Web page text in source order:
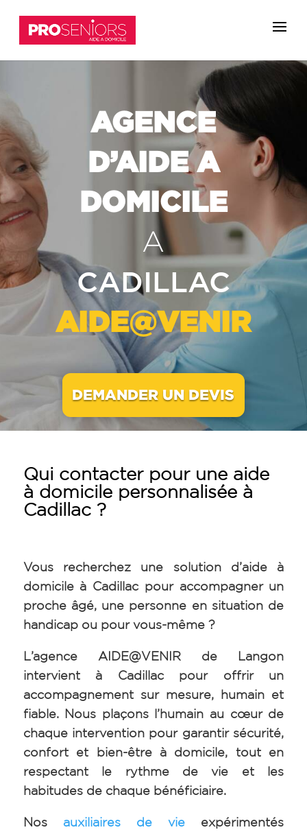
AGENCE
D’AIDE A
DOMICILE
A
CADILLAC
AIDE@VENIR
DEMANDER UN DEVIS
Qui contacter pour une aide
à domicile personnalisée à
Cadillac ?
Vous recherchez une solution d’aide à
domicile à Cadillac pour accompagner un
proche âgé, une personne en situation de
handicap ou pour vous-même ?
L’agence AIDE@VENIR de Langon
intervient à Cadillac pour offrir un
accompagnement sur mesure, humain et
fiable. Nous plaçons l’humain au cœur de
chaque intervention pour garantir sécurité,
confort et bien-être à domicile, tout en
respectant le rythme de vie et les
habitudes de chaque bénéficiaire.
Nos auxiliaires de vie expérimentés